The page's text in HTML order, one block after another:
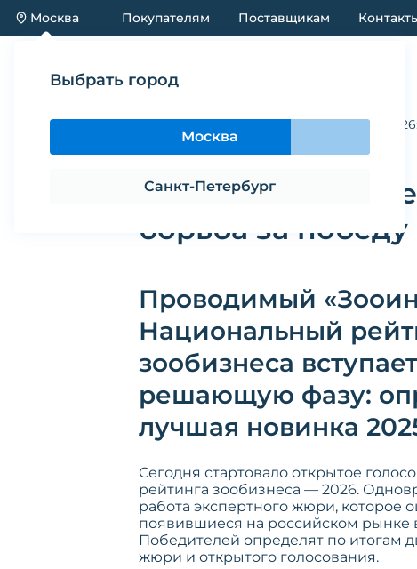
Москва
Выбрать город
Москва
Санкт-Петербург
Покупателям Поставщикам
Новости Национальный рейтинг зообизнеса —
Национальный
борьба за победу
Проводимый
Национальный
зообизнеса
решающую фазу:
лучшая новинка
Сегодня стартовало открытое
рейтинга зообизнеса — 2026.
работа экспертного жюри, которое
появившиеся на российском рынке
Победителей определят по итогам
жюри и открытого голосования.